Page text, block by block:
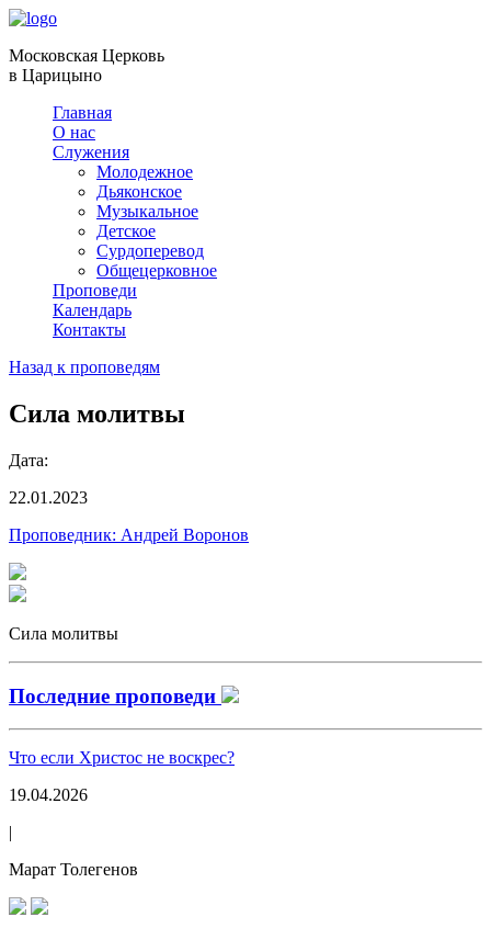
Московская Церковь
в Царицыно
Главная
О нас
Служения
Молодежное
Дьяконское
Музыкальное
Детское
Сурдоперевод
Общецерковное
Проповеди
Календарь
Контакты
Назад к проповедям
Сила молитвы
Дата:
22.01.2023
Проповедник: Андрей Воронов
Сила молитвы
Последние проповеди
Что если Христос не воскрес?
19.04.2026
|
Марат Толегенов